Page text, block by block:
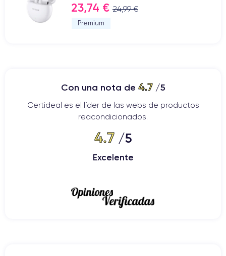
23,74 € 24,99 €
Premium
Con una nota de 4.7/5
Certideal es el líder de las webs de productos
reacondicionados.
4.7/5
Excelente